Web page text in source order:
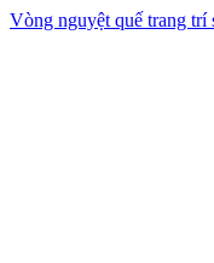
Vòng nguyệt quế trang